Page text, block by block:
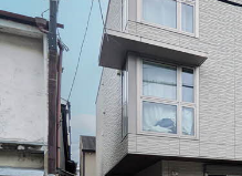
市区郡・路線・駅から
通勤・通学時間から探す
地図から探す
人気のカテゴリから探す